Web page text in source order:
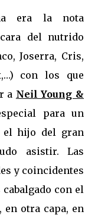
era la nota
del nutrido
Joserra, Cris,
con los que
a Neil Young &
para un
el hijo del gran
asistir. Las
y coincidentes
con el
en otra capa, en